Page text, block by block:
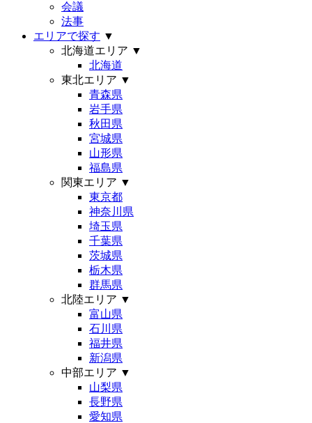
会議
法事
エリアで探す ▼
北海道エリア ▼
北海道
東北エリア ▼
青森県
岩手県
秋田県
宮城県
山形県
福島県
関東エリア ▼
東京都
神奈川県
埼玉県
千葉県
茨城県
栃木県
群馬県
北陸エリア ▼
富山県
石川県
福井県
新潟県
中部エリア ▼
山梨県
長野県
愛知県